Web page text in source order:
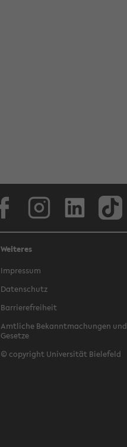
Weiteres
Impressum
Datenschutz
Barrierefreiheit
Amtliche Bekanntmachungen und
Gesetze
© copyright Universität Bielefeld